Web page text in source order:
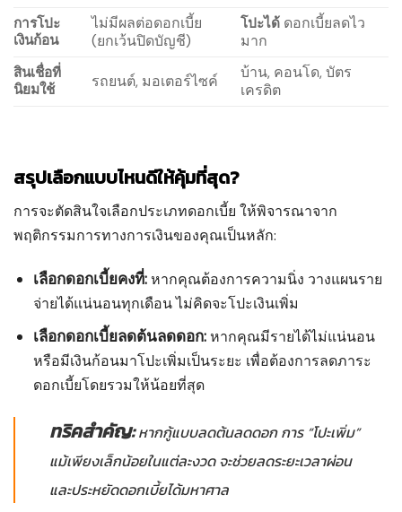
การโปะ
เงินก้อน
ไม่มีผลต่อดอกเบี้ย
(ยกเว้นปิดบัญชี)
โปะได้ดอกเบี้ยลดไว
มาก
สินเชื่อที่
นิยมใช้
รถยนต์, มอเตอร์ไซค์
บ้าน, คอนโด, บัตร
เครดิต
สรุปเลือกแบบไหนดีให้คุ้มที่สุด?
การจะตัดสินใจเลือกประเภทดอกเบี้ย ให้พิจารณาจาก
พฤติกรรมการทางการเงินของคุณเป็นหลัก:
เลือกดอกเบี้ยคงที่:หากคุณต้องการความนิ่ง วางแผนราย
จ่ายได้แน่นอนทุกเดือน ไม่คิดจะโปะเงินเพิ่ม
เลือกดอกเบี้ยลดต้นลดดอก:หากคุณมีรายได้ไม่แน่นอน
หรือมีเงินก้อนมาโปะเพิ่มเป็นระยะ เพื่อต้องการลดภาระ
ดอกเบี้ยโดยรวมให้น้อยที่สุด
ทริคสำคัญ:หากกู้แบบลดต้นลดดอก การ “โปะเพิ่ม”
แม้เพียงเล็กน้อยในแต่ละงวด จะช่วยลดระยะเวลาผ่อน
และประหยัดดอกเบี้ยได้มหาศาล